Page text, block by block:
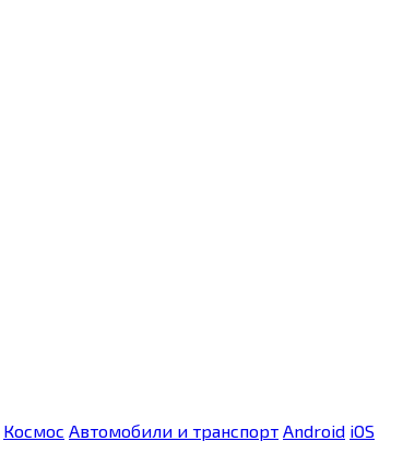
Космос Автомобили и транспорт Android iOS